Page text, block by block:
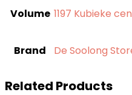
Volume ‎1197 Kubieke
Brand De Soolong
Related Products